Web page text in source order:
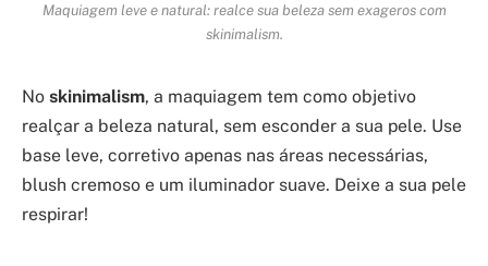
Maquiagem leve e natural: realce sua beleza sem exageros com
skinimalism.
No skinimalism, a maquiagem tem como objetivo
realçar a beleza natural, sem esconder a sua pele. Use
base leve, corretivo apenas nas áreas necessárias,
blush cremoso e um iluminador suave. Deixe a sua pele
respirar!